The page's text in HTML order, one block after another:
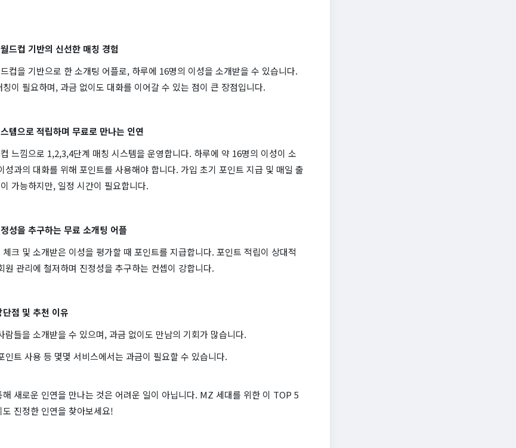
드컵 기반의 신선한 매칭 경험
컵을 기반으로 한 소개팅 어플로, 하루에 16명의 이성을 소개받을 수 있습니다.
이 필요하며, 과금 없이도 대화를 이어갈 수 있는 점이 큰 장점입니다.
템으로 적립하며 무료로 만나는 인연
느낌으로 1,2,3,4단계 매칭 시스템을 운영합니다. 하루에 약 16명의 이성이 소
성과의 대화를 위해 포인트를 사용해야 합니다. 가입 초기 포인트 지급 및 매일 출
가능하지만, 일정 시간이 필요합니다.
성을 추구하는 무료 소개팅 어플
크 및 소개받은 이성을 평가할 때 포인트를 지급합니다. 포인트 적립이 상대적
원 관리에 철저하며 진정성을 추구하는 컨셉이 강합니다.
점 및 추천 이유
람들을 소개받을 수 있으며, 과금 없이도 만남의 기회가 많습니다.
인트 사용 등 몇몇 서비스에서는 과금이 필요할 수 있습니다.
새로운 인연을 만나는 것은 어려운 일이 아닙니다. MZ 세대를 위한 이 TOP 5
진정한 인연을 찾아보세요!